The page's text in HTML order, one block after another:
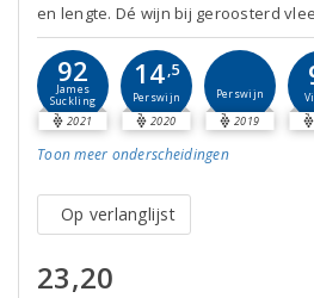
en lengte. Dé wijn bij geroosterd
92
James
Suckling
2021
14,5
Perswijn
2020
Perswijn
2019
Toon meer onderscheidingen
Op verlanglijst
23,20